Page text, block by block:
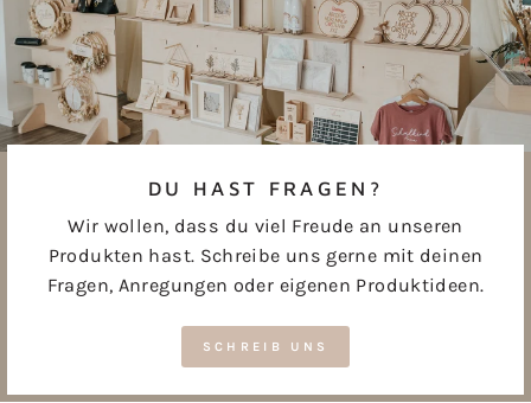
DU HAST FRAGEN?
Wir wollen, dass du viel Freude an unseren
Produkten hast. Schreibe uns gerne mit deinen
Fragen, Anregungen oder eigenen Produktideen.
SCHREIB UNS